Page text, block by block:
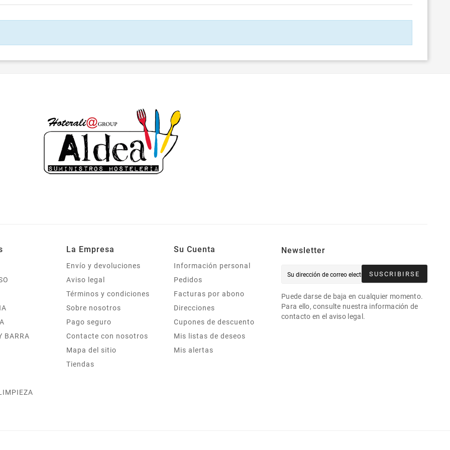
BARRA
La Empresa
Envío y devoluciones
Aviso legal
Términos y condiciones
Sobre nosotros
Pago seguro
Contacte con nosotros
Mapa del sitio
Tiendas
Su Cuenta
Información personal
Pedidos
Facturas por abono
Direcciones
Cupones de descuento
Mis listas de deseos
Mis alertas
Newsletter
SUSCRIBIRSE
Puede darse de baja en cualquier momento.
Para ello, consulte nuestra información de
contacto en el aviso legal.